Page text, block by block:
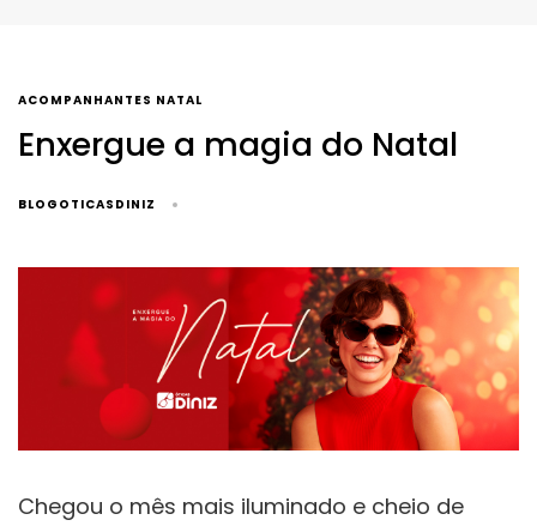
ACOMPANHANTES NATAL
Enxergue a magia do Natal
BLOGOTICASDINIZ
Chegou o mês mais iluminado e cheio de